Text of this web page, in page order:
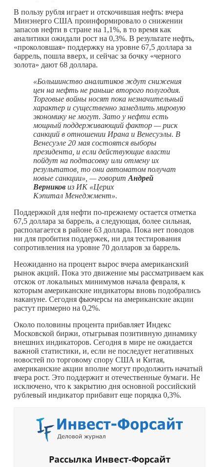
В пользу рубля играет и отскочившая нефть: вчера
Минэнерго США проинформировало о снижении
запасов нефти в стране на 1,1%, в то время как
аналитики ожидали рост на 0,3%. В результате нефть,
«проколовшая» поддержку на уровне 67,5 доллара за
баррель, пошла вверх, и сейчас за бочку «черного
золота» дают 68 доллара.
«Большинство аналитиков ждут снижения
цен на нефть не раньше второго полугодия.
Торговые войны носят пока незначительный
характер и существенно замедлить мировую
экономику не могут. Зато у нефти есть
мощный поддерживающий фактор — риск
санкций в отношении Ирана и Венесуэлы. В
Венесуэле 20 мая состоятся выборы
президента, и если действующие власти
пойдут на подтасовку или отмену их
результатов, то они автоматом получат
новые санкции», — говорит Андрей
Верников из ИК «Церих
Кэпитал Менеджмент».
Поддержкой для нефти по-прежнему остается отметка
67,5 доллара за баррель, а следующая, более сильная,
располагается в районе 63 доллара. Пока нет поводов
ни для пробития поддержек, ни для тестирования
сопротивления на уровне 70 долларов за баррель.
Неожиданно на процент вырос вчера американский
рынок акций. Пока это движение мы рассматриваем как
отскок от локальных минимумов начала февраля, к
которым американские индикаторы вновь подобрались
накануне. Сегодня фьючерсы на американские акции
растут примерно на 0,2%.
Около половины процента прибавляет Индекс
Московской биржи, отыгрывая позитивную динамику
внешних индикаторов. Сегодня в мире не ожидается
важной статистики, и, если не последует негативных
новостей по торговому спору США и Китая,
американские акции вполне могут продолжить начатый
вчера рост. Это поддержит и отечественные бумаги. Не
исключено, что к закрытию дня основной российский
рублевый индикатор прибавит еще порядка 0,3%.
Рассылка Инвест-Форсайт